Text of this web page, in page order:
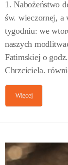
1. Nabożeństwo
św. wieczornej,
tygodniu: we
naszych
Fatimskiej o
Chrzciciela.
Więcej